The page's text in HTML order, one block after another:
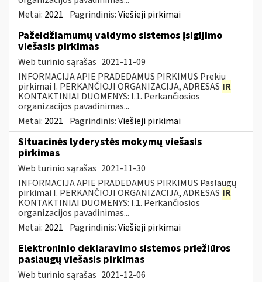
Metai: 2021 Pagrindinis:Viešieji pirkimai
Pažeidžiamumų valdymo sistemos įsigijimo
viešasis pirkimas
Web turinio sąrašas 2021-11-09
INFORMACIJA APIE PRADEDAMUS PIRKIMUS Prekių
pirkimai I. PERKANČIOJI ORGANIZACIJA, ADRESAS IR
KONTAKTINIAI DUOMENYS: I.1. Perkančiosios
organizacijos pavadinimas...
Metai: 2021 Pagrindinis:Viešieji pirkimai
Situacinės lyderystės mokymų viešasis
pirkimas
Web turinio sąrašas 2021-11-30
INFORMACIJA APIE PRADEDAMUS PIRKIMUS Paslaugų
pirkimai I. PERKANČIOJI ORGANIZACIJA, ADRESAS IR
KONTAKTINIAI DUOMENYS: I.1. Perkančiosios
organizacijos pavadinimas...
Metai: 2021 Pagrindinis:Viešieji pirkimai
Elektroninio deklaravimo sistemos priežiūros
paslaugų viešasis pirkimas
Web turinio sąrašas 2021-12-06